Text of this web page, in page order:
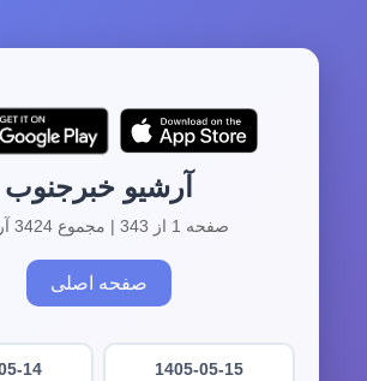
آرشیو خبرجنوب
صفحه 1 از 343 | مجموع 3424 آرشیو
صفحه اصلی
1405-05-15
14